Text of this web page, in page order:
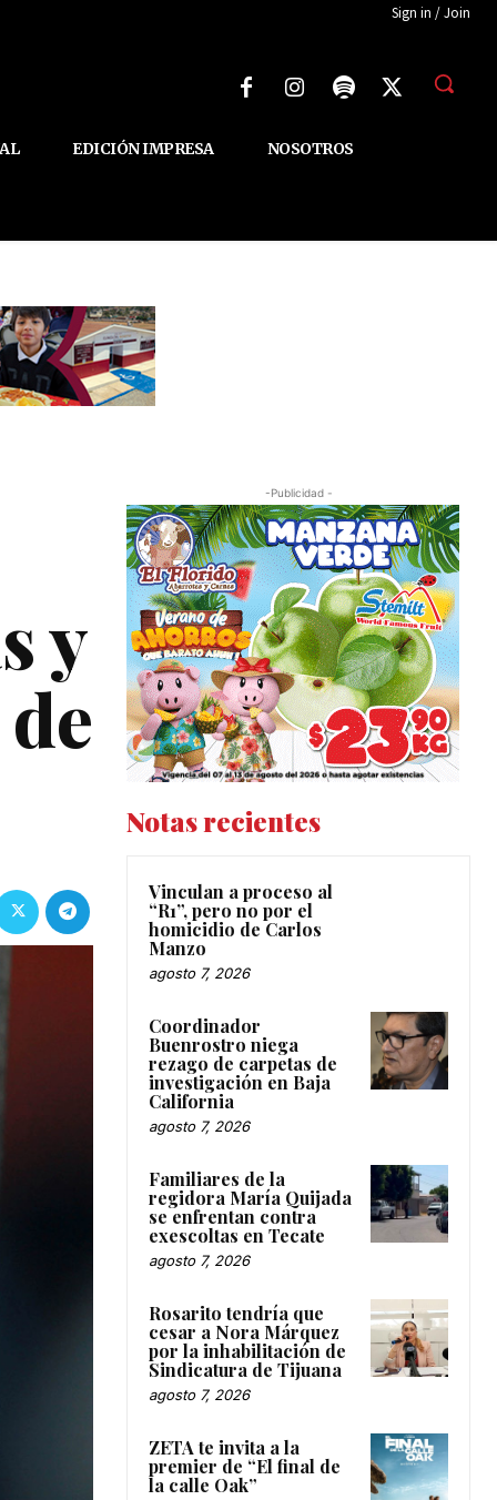
Sign in / Join
EDICIÓN IMPRESA NOSOTROS
y
-Publicidad -
Notas recientes
Vinculan a proceso al
“R1”, pero no por el
homicidio de Carlos
Manzo
agosto 7, 2026
Coordinador
Buenrostro niega
rezago de carpetas de
investigación en Baja
California
agosto 7, 2026
Familiares de la
regidora María Quijada
se enfrentan contra
exescoltas en Tecate
agosto 7, 2026
Rosarito tendría que
cesar a Nora Márquez
por la inhabilitación de
Sindicatura de Tijuana
agosto 7, 2026
ZETA te invita a la
premier de “El final de
la calle Oak”